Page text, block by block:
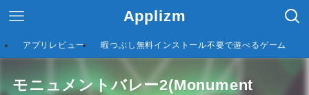
Applizm
アプリレビュー 暇つぶし無料インストール不要で遊べるゲーム
モニュメントバレー2(Monument